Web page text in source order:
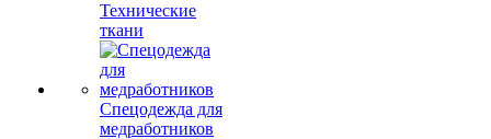
Технические
ткани
Спецодежда для
медработников